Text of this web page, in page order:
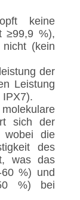
keine
≥99,9 %),
(kein
der
Leistung
sich der
wobei die
des
was das
%) und
%) bei